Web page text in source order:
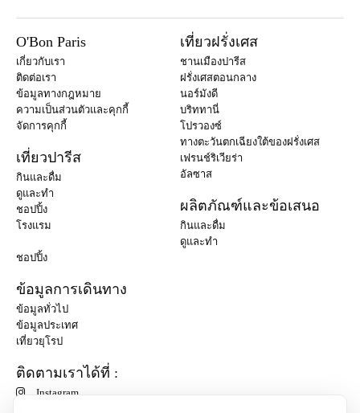
O'Bon Paris
เกี่ยวกับเรา
ติดต่อเรา
ข้อมูลทางกฎหมาย
ความเป็นส่วนตัวและคุกกี้
จัดการคุกกี้
เที่ยวปารีส
กินและดื่ม
ดูและทำ
ชอปปิ้ง
โรงแรม
เที่ยวฝรั่งเศส
ชานเมืองปารีส
ฝรั่งเศสตอนกลาง
นอร์มังดี
บริททานี่
โปรวองซ์
ทางตะวันตกเฉียงใต้ของฝรั่งเศส
เฟรนช์ริเวียร่า
อัลซาส
ผลิตภัณฑ์และข้อเสนอ
กินและดื่ม
ดูและทำ
ชอปปิ้ง
ข้อมูลการเดินทาง
ข้อมูลทั่วไป
ข้อมูลประเทศ
เที่ยวยุโรป
ติดตามเราได้ที่ :
Instagram